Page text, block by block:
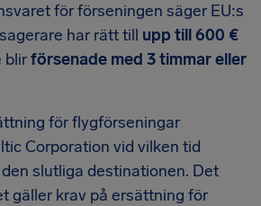
för förseningen säger EU:s
har rätt till upp till 600 €
blirförsenade med 3 timmar eller
för flygförseningar
Corporation vid vilken tid
slutliga destinationen. Det
gäller krav på ersättning för